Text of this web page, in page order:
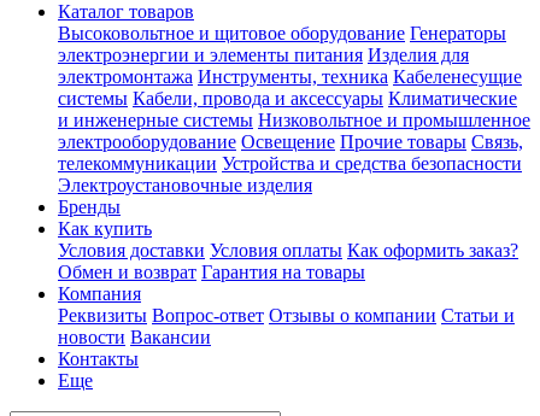
Каталог товаров
Высоковольтное и щитовое оборудование Генераторы
электроэнергии и элементы питания Изделия для
электромонтажа Инструменты, техника Кабеленесущие
системы Кабели, провода и аксессуары Климатические
и инженерные системы Низковольтное и промышленное
электрооборудование Освещение Прочие товары Связь,
телекоммуникации Устройства и средства безопасности
Электроустановочные изделия
Бренды
Как купить
Условия доставки Условия оплаты Как оформить заказ?
Обмен и возврат Гарантия на товары
Компания
Реквизиты Вопрос-ответ Отзывы о компании Статьи и
новости Вакансии
Контакты
Еще